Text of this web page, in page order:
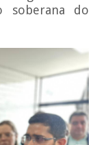
soberana do